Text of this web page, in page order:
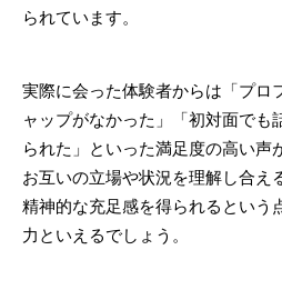
られています。
実際に会った体験者からは「プロ
ャップがなかった」「初対面でも
られた」といった満足度の高い声
お互いの立場や状況を理解し合え
精神的な充足感を得られるという
力といえるでしょう。